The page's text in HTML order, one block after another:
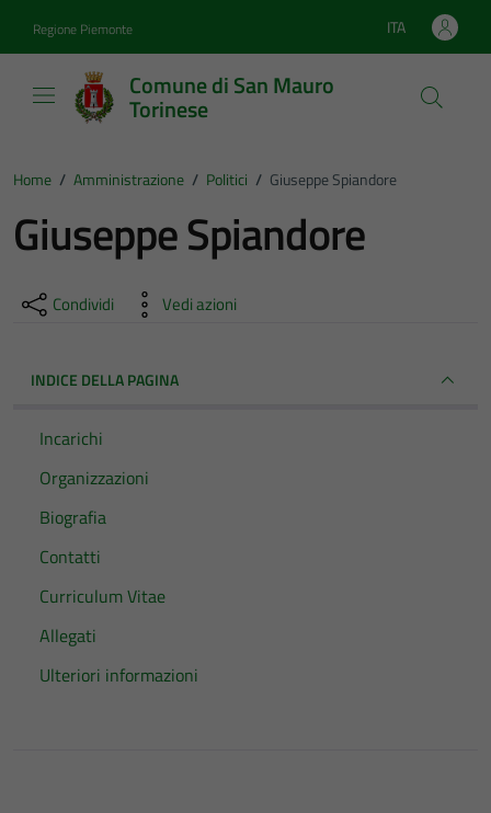
Regione Piemonte Lingua attiva:
ITA
Comune di San Mauro
Torinese
Home / Amministrazione / Politici / Giuseppe Spiandore
Giuseppe Spiandore
Condividi Vedi azioni
INDICE DELLA PAGINA
Incarichi
Organizzazioni
Biografia
Contatti
Curriculum Vitae
Allegati
Ulteriori informazioni